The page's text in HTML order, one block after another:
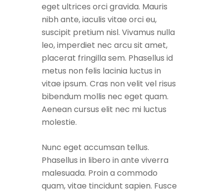
eget ultrices orci gravida. Mauris
nibh ante, iaculis vitae orci eu,
suscipit pretium nisl. Vivamus nulla
leo, imperdiet nec arcu sit amet,
placerat fringilla sem. Phasellus id
metus non felis lacinia luctus in
vitae ipsum. Cras non velit vel risus
bibendum mollis nec eget quam.
Aenean cursus elit nec mi luctus
molestie.
Nunc eget accumsan tellus.
Phasellus in libero in ante viverra
malesuada. Proin a commodo
quam, vitae tincidunt sapien. Fusce